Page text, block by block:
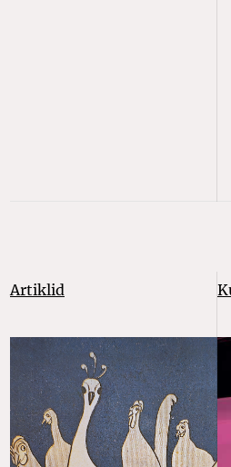
Artiklid